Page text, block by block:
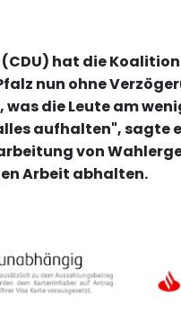
hat die
nun ohne
die Leute am
aufhalten", sagte
von
Arbeit abhalten.